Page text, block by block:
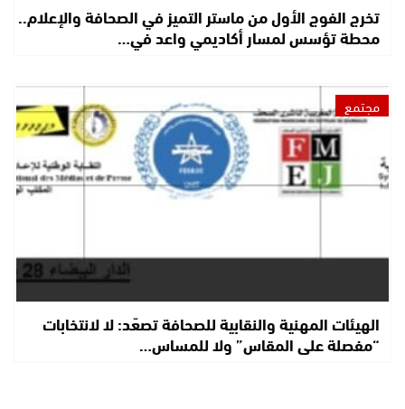
تخرج الفوج الأول من ماستر التميز في الصحافة والإعلام..
محطة تؤسس لمسار أكاديمي واعد في…
مجتمع
الهيئات المهنية والنقابية للصحافة تصعّد: لا لانتخابات
“مفصلة على المقاس” ولا للمساس…